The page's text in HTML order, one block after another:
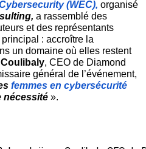
(WEC), organisé
a rassemblé des
et des représentants
: accroître la
un domaine où elles restent
Coulibaly, CEO de Diamond
général de l’événement,
femmes en cybersécurité
nécessité ».